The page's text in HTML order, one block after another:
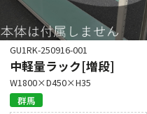
GU1RK-250916-001
中軽量ラック[増段]
W1800×D450×H35
群馬